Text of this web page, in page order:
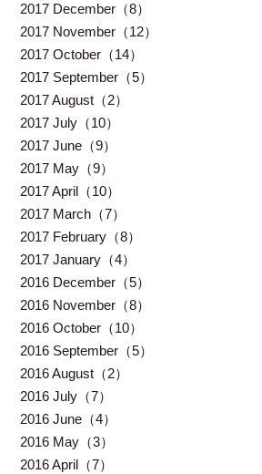
2017 December（8）
2017 November（12）
2017 October（14）
2017 September（5）
2017 August（2）
2017 July（10）
2017 June（9）
2017 May（9）
2017 April（10）
2017 March（7）
2017 February（8）
2017 January（4）
2016 December（5）
2016 November（8）
2016 October（10）
2016 September（5）
2016 August（2）
2016 July（7）
2016 June（4）
2016 May（3）
2016 April（7）